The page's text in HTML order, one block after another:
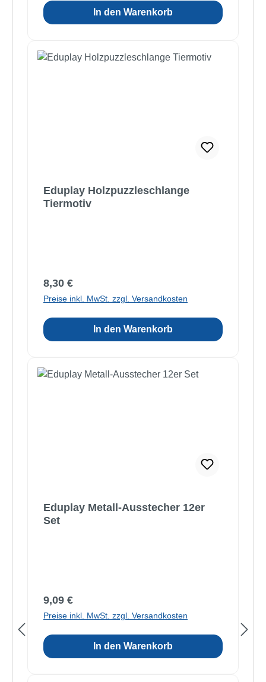
In den Warenkorb
Eduplay Holzpuzzleschlange
Tiermotiv
Regulärer Preis:
8,30 €
Preise inkl. MwSt. zzgl. Versandkosten
In den Warenkorb
Eduplay Metall-Ausstecher 12er
Set
Regulärer Preis:
9,09 €
Preise inkl. MwSt. zzgl. Versandkosten
In den Warenkorb